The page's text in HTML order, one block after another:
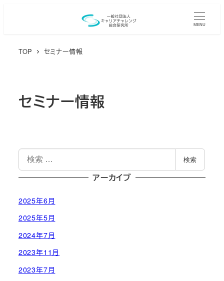
MENU
TOP セミナー情報
セミナー情報
索
検索
アーカイブ
2025年6月
2025年5月
2024年7月
2023年11月
2023年7月